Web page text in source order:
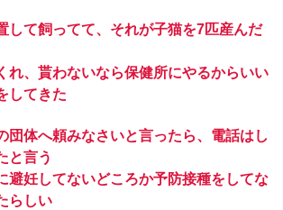
して飼ってて、それが子猫を7匹産んだ
れ、貰わないなら保健所にやるからいい
してきた
団体へ頼みなさいと言ったら、電話はし
と言う
避妊してないどころか予防接種をしてな
らしい